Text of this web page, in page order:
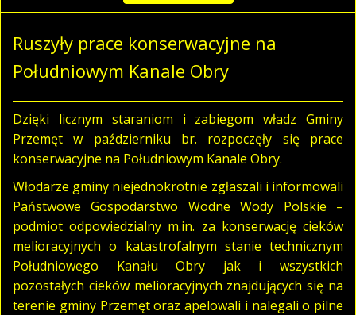
Ruszyły prace konserwacyjne na
Południowym Kanale Obry
Dzięki licznym staraniom i zabiegom władz Gminy
Przemęt w październiku br. rozpoczęły się prace
konserwacyjne na Południowym Kanale Obry.
Włodarze gminy niejednokrotnie zgłaszali i informowali
Państwowe Gospodarstwo Wodne Wody Polskie –
podmiot odpowiedzialny m.in. za konserwację cieków
melioracyjnych o katastrofalnym stanie technicznym
Południowego Kanału Obry jak i wszystkich
pozostałych cieków melioracyjnych znajdujących się na
terenie gminy Przemęt oraz apelowali i nalegali o pilne